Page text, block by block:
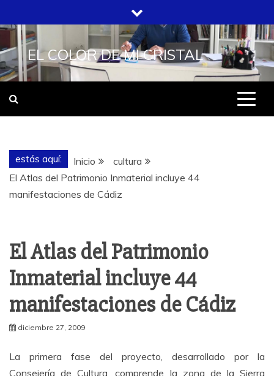
al
contenido
EL COLOR DE MI CRISTAL
estás aquí: Inicio
cultura
El Atlas del Patrimonio Inmaterial incluye 44
manifestaciones de Cádiz
El Atlas del Patrimonio
Inmaterial incluye 44
manifestaciones de Cádiz
diciembre 27, 2009
La primera fase del proyecto, desarrollado por la
Consejería de Cultura, comprende la zona de la Sierra